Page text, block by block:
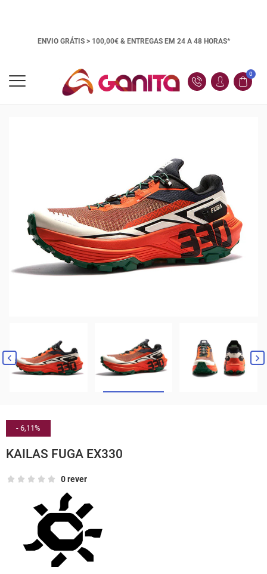
ENVIO GRÁTIS > 100,00€ & ENTREGAS EM 24 A 48 HORAS*
0
 
- 6,11%
KAILAS FUGA EX330
0 rever